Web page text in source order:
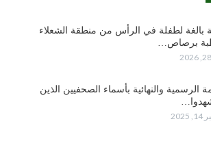
بالغة لطفلة في الرأس من منطقة الشعلاء
برصاص…
الرسمية والنهائية بأسماء الصحفيين الذين